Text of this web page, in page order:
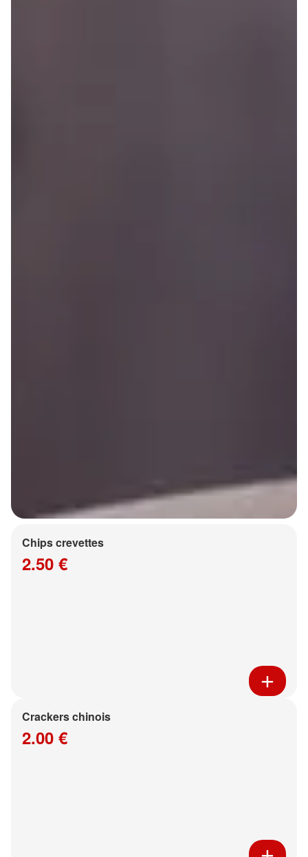
Chips crevettes
2.50 €
Crackers chinois
2.00 €